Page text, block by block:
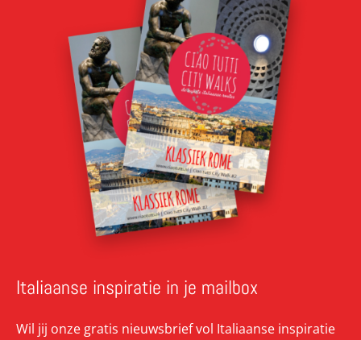
Italiaanse inspiratie in je mailbox
Wil jij onze gratis nieuwsbrief vol Italiaanse inspiratie